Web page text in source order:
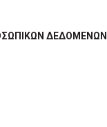
ΔΕΔΟΜΈΝΩΝ